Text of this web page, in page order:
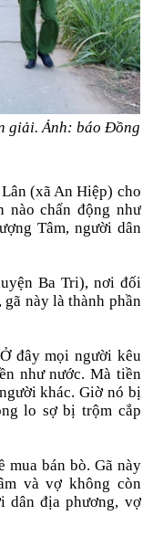
giải. Ảnh: báo Đồng
(xã An Hiệp) cho
nào chấn động như
Tâm, người dân
Ba Tri), nơi đối
này là thành phần
đây mọi người kêu
như nước. Mà tiền
khác. Giờ nó bị
lo sợ bị trộm cắp
bán bò. Gã này
và vợ không còn
dân địa phương, vợ